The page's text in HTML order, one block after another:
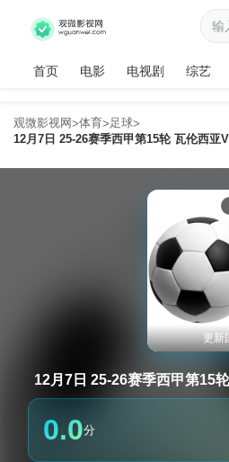
首页 电影 电视剧 综艺
观微影视网>体育>足球>
12月7日 25-26赛季西甲第15轮 瓦伦西亚
更新
12月7日 25-26赛季西甲第15
0.0分